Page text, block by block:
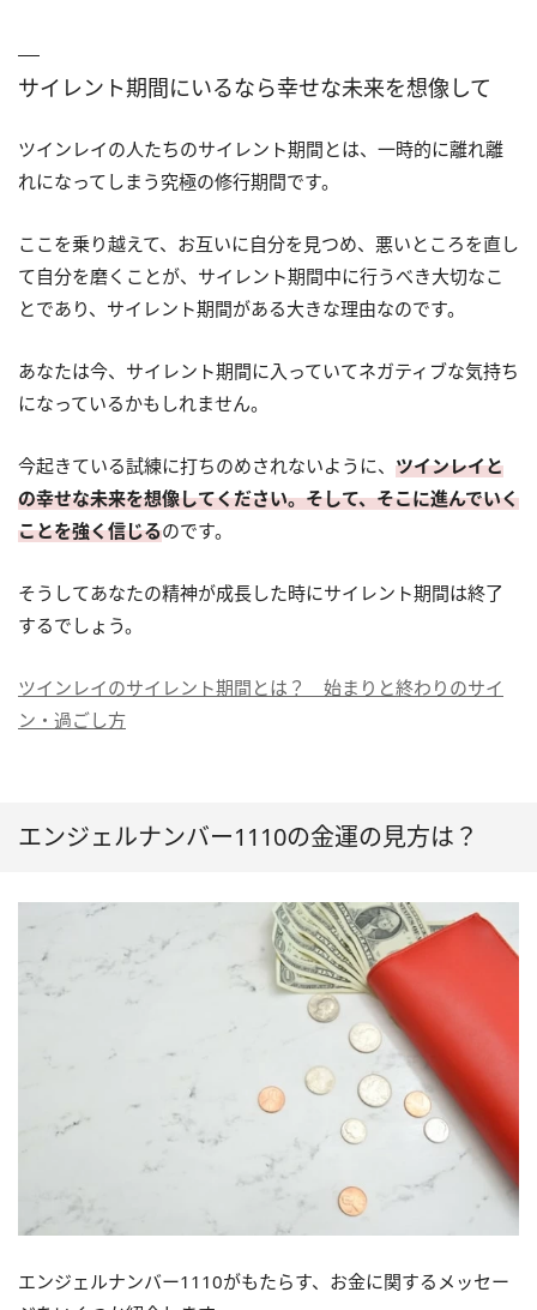
サイレント期間にいるなら幸せな未来を想像して
ツインレイの人たちのサイレント期間とは、一時的に離れ離
れになってしまう究極の修行期間です。
ここを乗り越えて、お互いに自分を見つめ、悪いところを直し
て自分を磨くことが、サイレント期間中に行うべき大切なこ
とであり、サイレント期間がある大きな理由なのです。
あなたは今、サイレント期間に入っていてネガティブな気持ち
になっているかもしれません。
今起きている試練に打ちのめされないように、 ツインレイと
の幸せな未来を想像してください。そして、そこに進んでいく
ことを強く信じるのです。
そうしてあなたの精神が成長した時にサイレント期間は終了
するでしょう。
ツインレイのサイレント期間とは？ 始まりと終わりのサイ
ン・過ごし方
エンジェルナンバー1110の金運の見方は？
エンジェルナンバー1110がもたらす、お金に関するメッセー